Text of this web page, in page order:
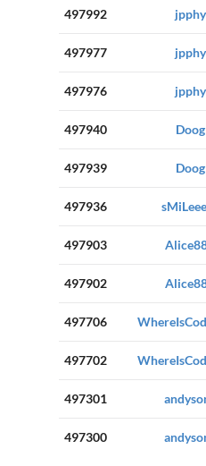
497992 jpphy
497977 jpphy
497976 jpphy
497940 Doog
497939 Doog
497936
497903
497902
497706
497702
497301
497300